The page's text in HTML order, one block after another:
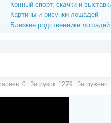
Конный спорт, скачки и
Картины и рисунки лошадей
Близкие родственники лошадей
0 | Загрузок: 1279 | Загружено: